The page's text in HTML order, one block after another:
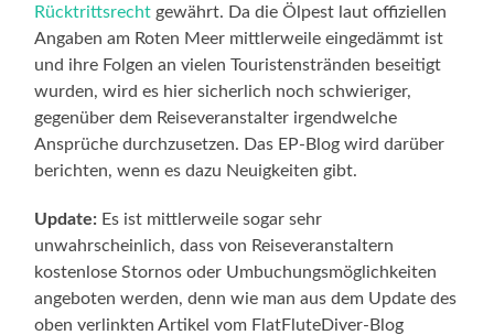
Rücktrittsrecht gewährt. Da die Ölpest laut offiziellen
Angaben am Roten Meer mittlerweile eingedämmt ist
und ihre Folgen an vielen Touristenstränden beseitigt
wurden, wird es hier sicherlich noch schwieriger,
gegenüber dem Reiseveranstalter irgendwelche
Ansprüche durchzusetzen. Das EP-Blog wird darüber
berichten, wenn es dazu Neuigkeiten gibt.
Update: Es ist mittlerweile sogar sehr
unwahrscheinlich, dass von Reiseveranstaltern
kostenlose Stornos oder Umbuchungsmöglichkeiten
angeboten werden, denn wie man aus dem Update des
oben verlinkten Artikel vom FlatFluteDiver-Blog